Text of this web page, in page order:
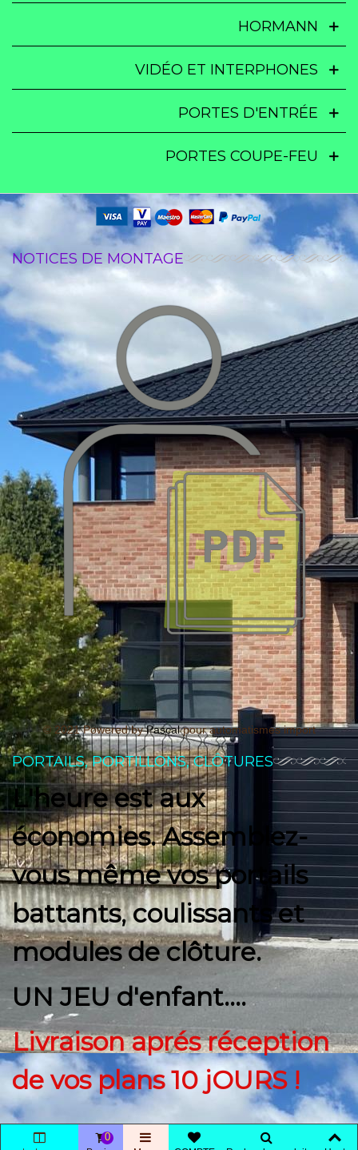
HORMANN
VIDÉO ET INTERPHONES
PORTES D'ENTRÉE
PORTES COUPE-FEU
NOTICES DE MONTAGE
© 2021 Powered byPascalpour automatismes import
PORTAILS, PORTILLONS, CLÔTURES
L'heure est aux
économies. Assemblez-
vous même vos portails
battants, coulissants et
modules de clôture.
UN JEU d'enfant....
Livraison aprés réception
de vos plans 10 jOURS !
0